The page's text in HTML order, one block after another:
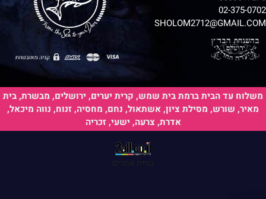
02-375-0702
SHOLOM2712@GMAIL.COM
משלוח עד הבית ברמת בית שמש, קרית יערים, ירושלים, מבשרת, בית
מאיר, שורש, מסילת ציון, אשתאול, נחם, מחסיה, זנוח, נווה מיכאל,
אדרת, צרעה, ישעי, זכריה